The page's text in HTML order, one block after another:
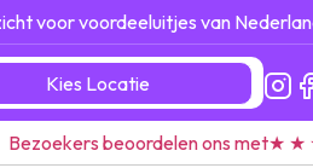
voor voordeeluitjes van
Kies Locatie
Bezoekers beoordelen ons met★ ★